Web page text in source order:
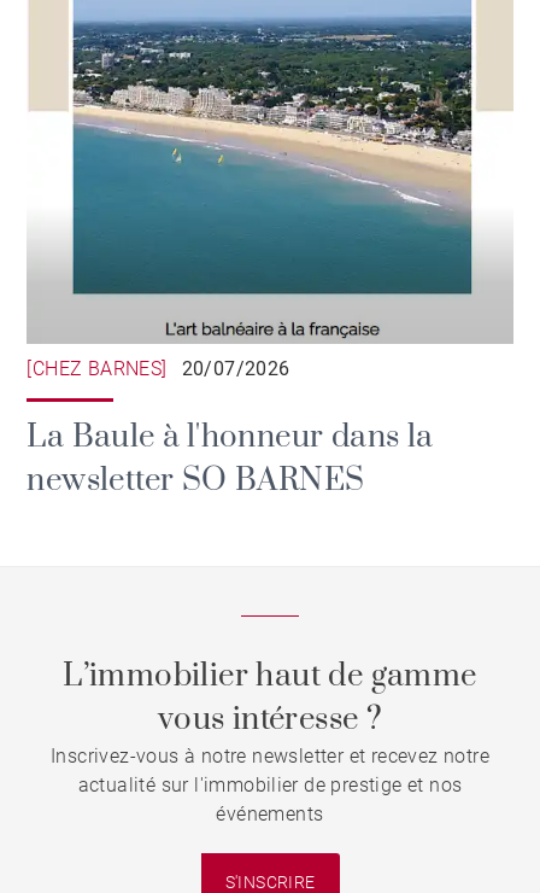
[CHEZ BARNES] 20/07/2026
La Baule à l'honneur dans la
newsletter SO BARNES
L’immobilier haut de gamme
vous intéresse ?
Inscrivez-vous à notre newsletter et recevez notre
actualité sur l'immobilier de prestige et nos
événements
S'INSCRIRE